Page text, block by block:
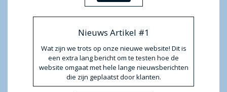
Nieuws Artikel #1
Wat zijn we trots op onze nieuwe website! Dit is
een extra lang bericht om te testen hoe de
website omgaat met hele lange nieuwsberichten
die zijn geplaatst door klanten.